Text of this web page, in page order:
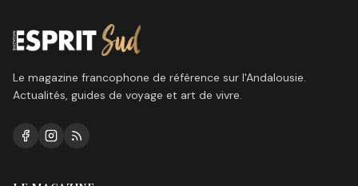
Le magazine francophone de référence sur l'Andalousie.
Actualités, guides de voyage et art de vivre.